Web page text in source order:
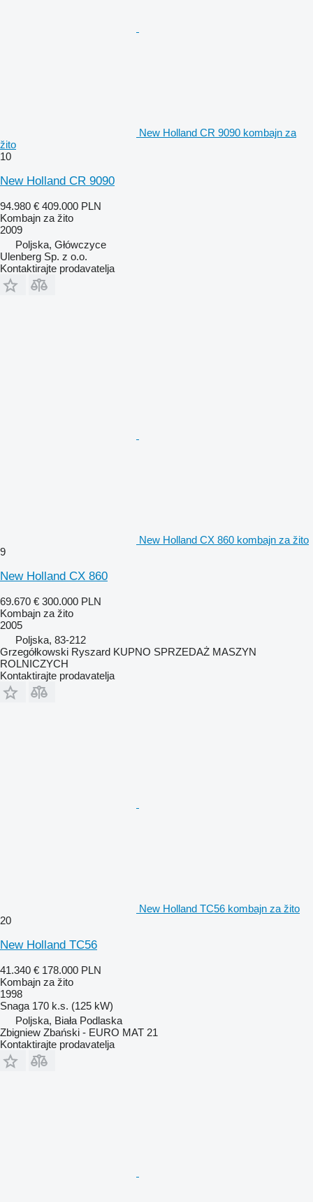
New Holland CR 9090 kombajn za
žito
10
New Holland CR 9090
94.980 € 409.000 PLN
Kombajn za žito
2009
Poljska, Główczyce
Ulenberg Sp. z o.o.
Kontaktirajte prodavatelja
New Holland CX 860 kombajn za žito
9
New Holland CX 860
69.670 € 300.000 PLN
Kombajn za žito
2005
Poljska, 83-212
Grzegółkowski Ryszard KUPNO SPRZEDAŻ MASZYN
ROLNICZYCH
Kontaktirajte prodavatelja
New Holland TC56 kombajn za žito
20
New Holland TC56
41.340 € 178.000 PLN
Kombajn za žito
1998
Snaga 170 k.s. (125 kW)
Poljska, Biała Podlaska
Zbigniew Zbański - EURO MAT 21
Kontaktirajte prodavatelja